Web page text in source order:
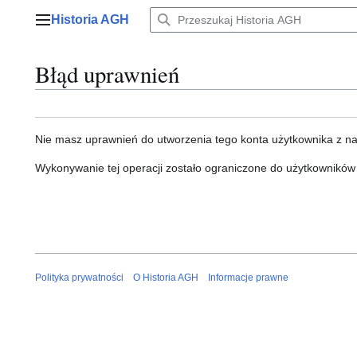
Menu główne
Historia AGH
Błąd uprawnień
Nie masz uprawnień do utworzenia tego konta użytkownika z
Wykonywanie tej operacji zostało ograniczone do
Polityka prywatności O Historia AGH Informacje prawne